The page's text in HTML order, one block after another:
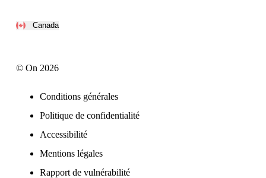
Canada
© On 2026
Conditions générales
Politique de confidentialité
Accessibilité
Mentions légales
Rapport de vulnérabilité